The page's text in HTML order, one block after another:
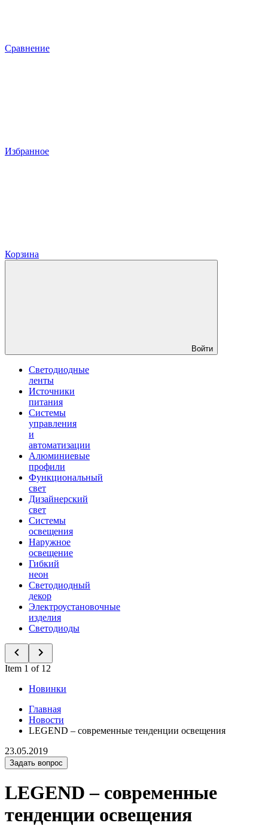
Сравнение
Избранное
Корзина
Войти
Светодиодные
ленты
Источники
питания
Системы
управления
и
автоматизации
Алюминиевые
профили
Функциональный
свет
Дизайнерский
свет
Системы
освещения
Наружное
освещение
Гибкий
неон
Светодиодный
декор
Электроустановочные
изделия
Светодиоды
Item 1 of 12
Новинки
Главная
Новости
LEGEND – современные тенденции освещения
23.05.2019
Задать вопрос
LEGEND – современные
тенденции освещения